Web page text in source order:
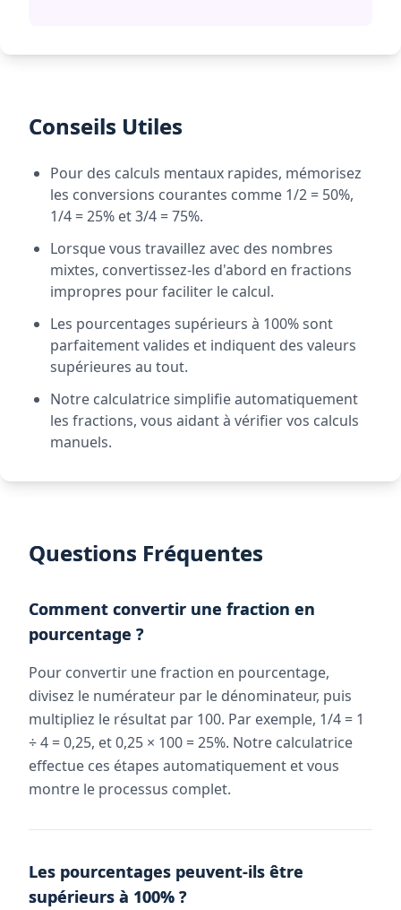
Conseils Utiles
Pour des calculs mentaux rapides, mémorisez
les conversions courantes comme 1/2 = 50%,
1/4 = 25% et 3/4 = 75%.
Lorsque vous travaillez avec des nombres
mixtes, convertissez-les d'abord en fractions
impropres pour faciliter le calcul.
Les pourcentages supérieurs à 100% sont
parfaitement valides et indiquent des valeurs
supérieures au tout.
Notre calculatrice simplifie automatiquement
les fractions, vous aidant à vérifier vos calculs
manuels.
Questions Fréquentes
Comment convertir une fraction en
pourcentage ?
Pour convertir une fraction en pourcentage,
divisez le numérateur par le dénominateur, puis
multipliez le résultat par 100. Par exemple, 1/4 = 1
÷ 4 = 0,25, et 0,25 × 100 = 25%. Notre calculatrice
effectue ces étapes automatiquement et vous
montre le processus complet.
Les pourcentages peuvent-ils être
supérieurs à 100% ?